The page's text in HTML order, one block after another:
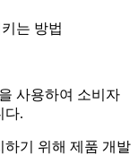
는 방법
사용하여 소비자
다.
기 위해 제품 개발